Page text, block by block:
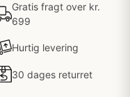
Gratis fragt over kr.
699
Hurtig levering
30 dages returret